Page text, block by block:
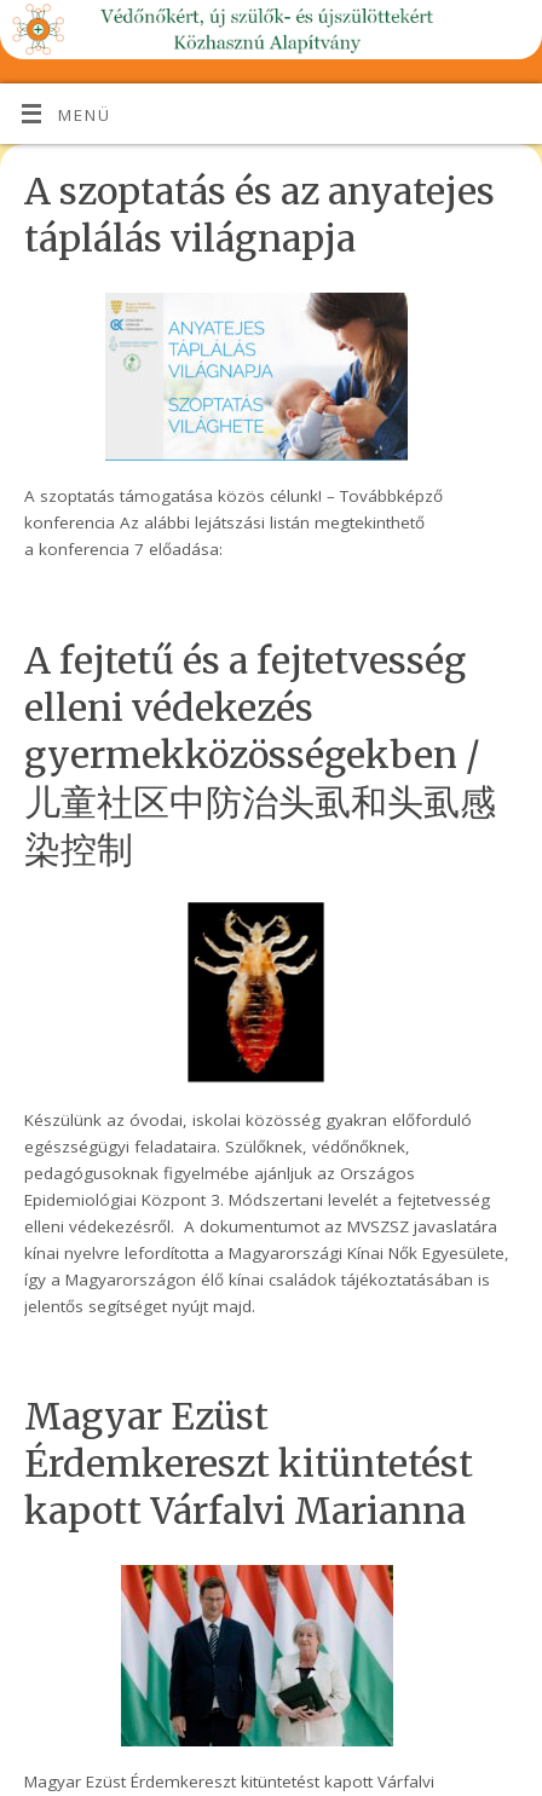
MENÜ
A szoptatás és az anyatejes
táplálás világnapja
A szoptatás támogatása közös célunk! – Továbbképző
konferencia Az alábbi lejátszási listán megtekinthető
a konferencia 7 előadása:
A fejtetű és a fejtetvesség
elleni védekezés
gyermekközösségekben /
儿童社区中防治头虱和头虱感
染控制
Készülünk az óvodai, iskolai közösség gyakran előforduló
egészségügyi feladataira. Szülőknek, védőnőknek,
pedagógusoknak figyelmébe ajánljuk az Országos
Epidemiológiai Központ 3. Módszertani levelét a fejtetvesség
elleni védekezésről. A dokumentumot az MVSZSZ javaslatára
kínai nyelvre lefordította a Magyarországi Kínai Nők Egyesülete,
így a Magyarországon élő kínai családok tájékoztatásában is
jelentős segítséget nyújt majd.
Magyar Ezüst
Érdemkereszt kitüntetést
kapott Várfalvi Marianna
Magyar Ezüst Érdemkereszt kitüntetést kapott Várfalvi